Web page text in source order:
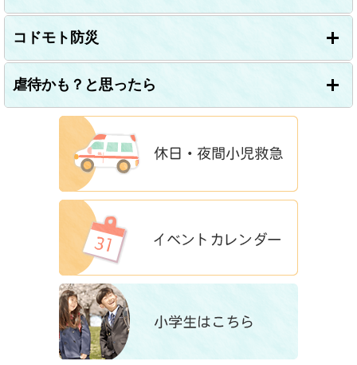
コドモト防災
虐待かも？と思ったら